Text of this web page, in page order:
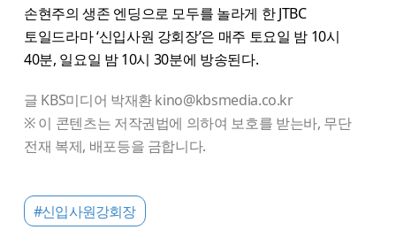
손현주의 생존 엔딩으로 모두를 놀라게 한 JTBC
토일드라마 ‘신입사원 강회장’은 매주 토요일 밤 10시
40분, 일요일 밤 10시 30분에 방송된다.
글 KBS미디어 박재환 kino@kbsmedia.co.kr
※ 이 콘텐츠는 저작권법에 의하여 보호를 받는바, 무단
전재 복제, 배포등을 금합니다.
#신입사원강회장